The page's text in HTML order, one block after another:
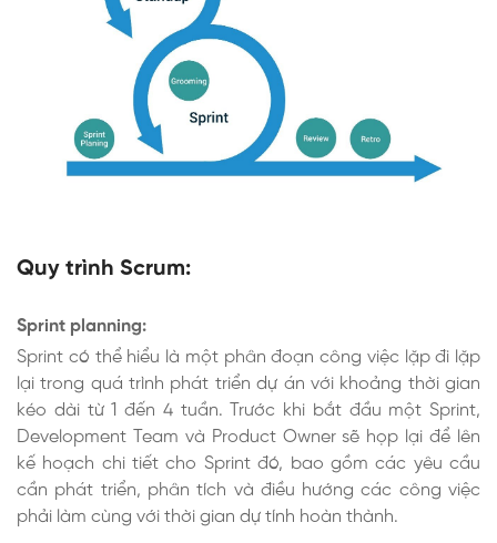
Quy trình Scrum:
Sprint planning:
Sprint có thể hiểu là một phân đoạn công việc lặp đi lặp
lại trong quá trình phát triển dự án với khoảng thời gian
kéo dài từ 1 đến 4 tuần. Trước khi bắt đầu một Sprint,
Development Team và Product Owner sẽ họp lại để lên
kế hoạch chi tiết cho Sprint đó, bao gồm các yêu cầu
cần phát triển, phân tích và điều hướng các công việc
phải làm cùng với thời gian dự tính hoàn thành.